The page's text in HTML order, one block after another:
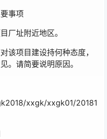
事项
厂址附近地区。
该项目建设持何种态度，
。请简要说明原因。
xxgk/xxgk01/20181